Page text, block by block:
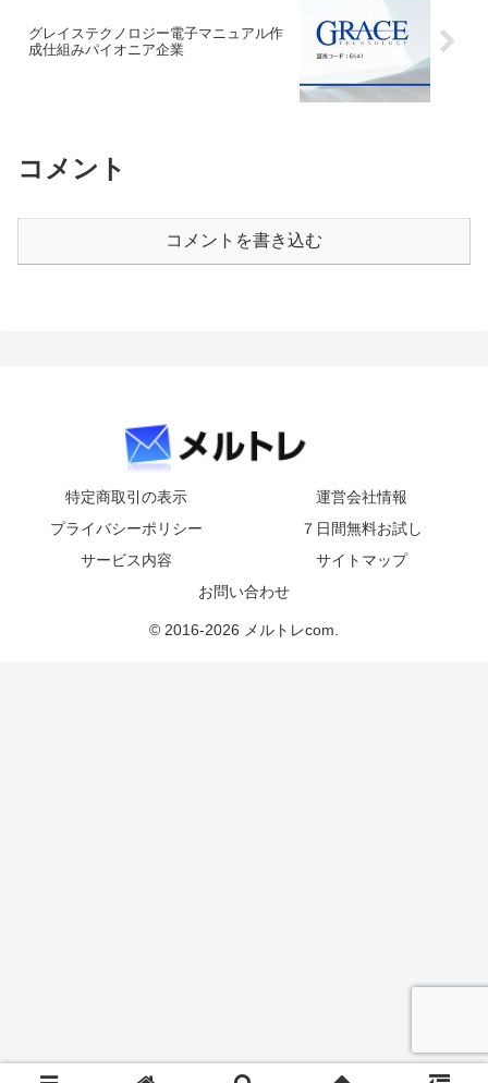
グレイステクノロジー電子マニュアル作
成仕組みパイオニア企業
コメント
コメントを書き込む
特定商取引の表示
運営会社情報
プライバシーポリシー
７日間無料お試し
サービス内容
サイトマップ
お問い合わせ
© 2016-2026 メルトレcom.